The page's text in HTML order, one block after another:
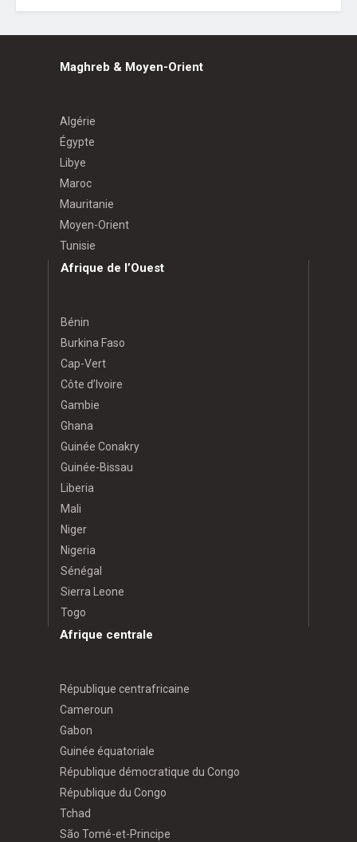
Maghreb & Moyen-Orient
Algérie
Égypte
Libye
Maroc
Mauritanie
Moyen-Orient
Tunisie
Afrique de l’Ouest
Bénin
Burkina Faso
Cap-Vert
Côte d’Ivoire
Gambie
Ghana
Guinée Conakry
Guinée-Bissau
Liberia
Mali
Niger
Nigeria
Sénégal
Sierra Leone
Togo
Afrique centrale
République centrafricaine
Cameroun
Gabon
Guinée équatoriale
République démocratique du Congo
République du Congo
Tchad
São Tomé-et-Principe